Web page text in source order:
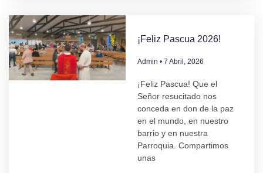
¡Feliz Pascua 2026!
Admin 7 Abril, 2026
¡Feliz Pascua! Que el
Señor resucitado nos
conceda en don de la paz
en el mundo, en nuestro
barrio y en nuestra
Parroquia. Compartimos
unas